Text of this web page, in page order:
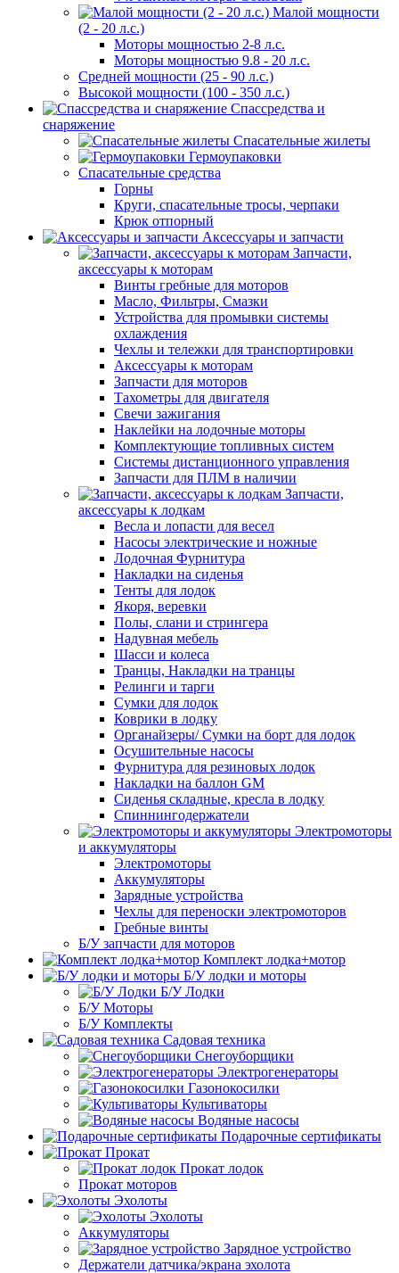
Малой мощности
(2 - 20 л.с.)
Моторы мощностью 2-8 л.с.
Моторы мощностью 9.8 - 20 л.с.
Средней мощности (25 - 90 л.с.)
Высокой мощности (100 - 350 л.с.)
Спассредства и
снаряжение
Спасательные жилеты
Гермоупаковки
Спасательные средства
Горны
Круги, спасательные тросы, черпаки
Крюк отпорный
Аксессуары и запчасти
Запчасти,
аксессуары к моторам
Винты гребные для моторов
Масло, Фильтры, Смазки
Устройства для промывки системы
охлаждения
Чехлы и тележки для транспортировки
Аксессуары к моторам
Запчасти для моторов
Тахометры для двигателя
Свечи зажигания
Наклейки на лодочные моторы
Комплектующие топливных систем
Системы дистанционного управления
Запчасти для ПЛМ в наличии
Запчасти,
аксессуары к лодкам
Весла и лопасти для весел
Насосы электрические и ножные
Лодочная Фурнитура
Накладки на сиденья
Тенты для лодок
Якоря, веревки
Полы, слани и стрингера
Надувная мебель
Шасси и колеса
Транцы, Накладки на транцы
Релинги и тарги
Сумки для лодок
Коврики в лодку
Органайзеры/ Сумки на борт для лодок
Осушительные насосы
Фурнитура для резиновых лодок
Накладки на баллон GM
Сиденья складные, кресла в лодку
Спиннингодержатели
Электромоторы
и аккумуляторы
Электромоторы
Аккумуляторы
Зарядные устройства
Чехлы для переноски электромоторов
Гребные винты
Б/У запчасти для моторов
Комплект лодка+мотор
Б/У лодки и моторы
Б/У Лодки
Б/У Моторы
Б/У Комплекты
Садовая техника
Снегоуборщики
Электрогенераторы
Газонокосилки
Культиваторы
Водяные насосы
Подарочные сертификаты
Прокат
Прокат лодок
Прокат моторов
Эхолоты
Эхолоты
Аккумуляторы
Зарядное устройство
Держатели датчика/экрана эхолота